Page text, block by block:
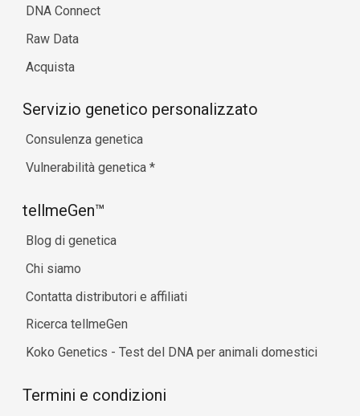
DNA Connect
Raw Data
Acquista
Servizio genetico personalizzato
Consulenza genetica
Vulnerabilità genetica *
tellmeGen™
Blog di genetica
Chi siamo
Contatta distributori e affiliati
Ricerca tellmeGen
Koko Genetics - Test del DNA per animali domestici
Termini e condizioni